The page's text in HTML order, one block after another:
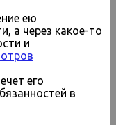
ею
а через какое-то
и
его
в